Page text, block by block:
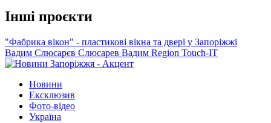
Інші проєкти
"Фабрика вікон" - пластикові вікна та двері у Запоріжжі
Вадим Слюсарєв Слюсарев Вадим Region Touch-IT
Новини
Ексклюзив
Фото-відео
Україна